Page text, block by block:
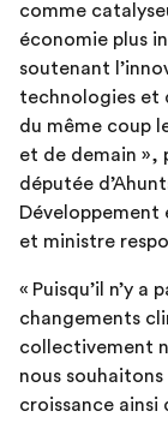
comme
économie plus
soutenant
technologies et
du même coup
et de demain »,
députée
Développement
et ministre
« Puisqu’il n’y
changements
collectivement
nous
croissance